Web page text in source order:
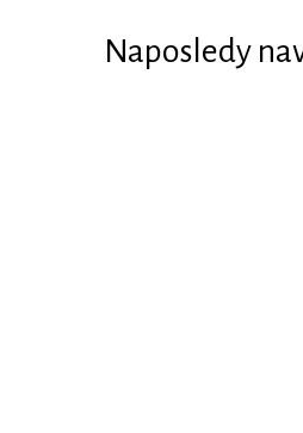
Naposledy